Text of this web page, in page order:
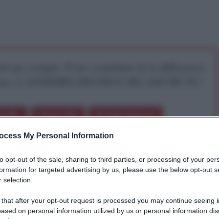
My Personal Information
opt-out of the sale, sharing to third parties, or processing of your
for targeted advertising by us, please use the below opt-out
selection.
after your opt-out request is processed you may continue seeing
on personal information utilized by us or personal information
5€ Dona 15€ Scegli importo